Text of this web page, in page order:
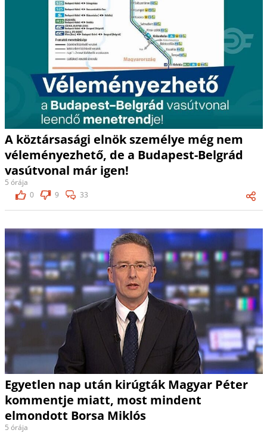
A köztársasági elnök személye még nem
véleményezhető, de a Budapest-Belgrád
vasútvonal már igen!
5 órája
0
9 33
Egyetlen nap után kirúgták Magyar Péter
kommentje miatt, most mindent
elmondott Borsa Miklós
5 órája